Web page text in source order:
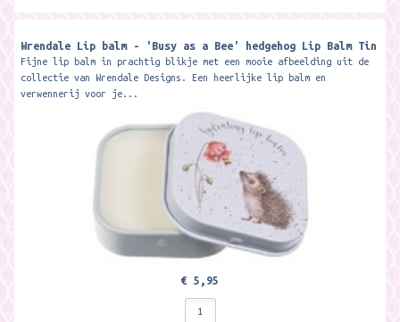
Wrendale Lip balm - 'Busy as a Bee' hedgehog Lip Balm Tin
Fijne lip balm in prachtig blikje met een mooie afbeelding uit de
collectie van Wrendale Designs. Een heerlijke lip balm en
verwennerij voor je...
€ 5,95